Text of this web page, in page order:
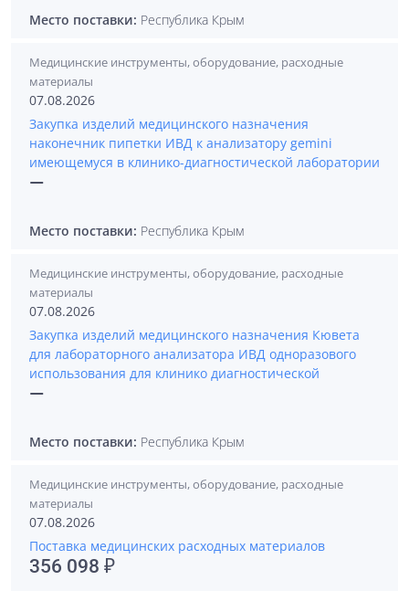
Место поставки: Республика Крым
Медицинские инструменты, оборудование, расходные
материалы
07.08.2026
Закупка изделий медицинского назначения
наконечник пипетки ИВД к анализатору gemini
имеющемуся в клинико-диагностической лаборатории
—
Место поставки: Республика Крым
Медицинские инструменты, оборудование, расходные
материалы
07.08.2026
Закупка изделий медицинского назначения Кювета
для лабораторного анализатора ИВД одноразового
использования для клинико диагностической
—
Место поставки: Республика Крым
Медицинские инструменты, оборудование, расходные
материалы
07.08.2026
Поставка медицинских расходных материалов
356 098 ₽